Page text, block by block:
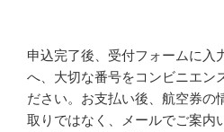
申込完了後、受付フォームに入
へ、大切な番号をコンビニエン
ださい。お支払い後、航空券の
取りではなく、メールでご案内